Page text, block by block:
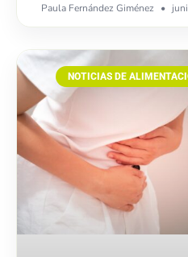
Paula Fernández Giménez
NOTICIAS DE